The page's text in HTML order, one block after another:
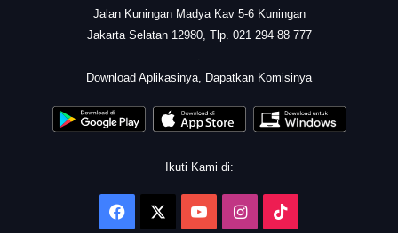
Jalan Kuningan Madya Kav 5-6 Kuningan
Jakarta Selatan 12980, Tlp. 021 294 88 777
Download Aplikasinya, Dapatkan Komisinya
Ikuti Kami di:
Facebook YouTubeInstagram